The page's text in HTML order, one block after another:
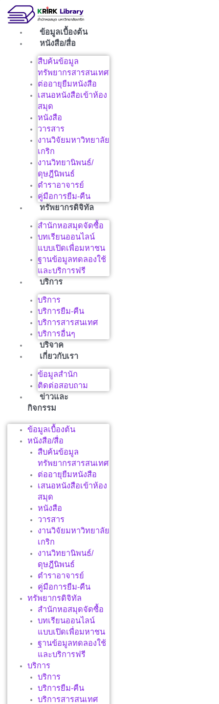
ข้อมูลเบื้องต้น
หนังสือ/สื่อ
สืบค้นข้อมูล
ทรัพยากรสารสนเทศ
ต่ออายุยืมหนังสือ
เสนอหนังสือเข้าห้อง
สมุด
หนังสือ
วารสาร
งานวิจัยมหาวิทยาลัย
เกริก
งานวิทยานิพนธ์/
ดุษฎีนิพนธ์
ตำราอาจารย์
คู่มือการยืม-คืน
ทรัพยากรดิจิทัล
สำนักหอสมุดจัดซื้อ
บทเรียนออนไลน์
แบบเปิดเพื่อมหาชน
ฐานข้อมูลทดลองใช้
และบริการฟรี
บริการ
บริการ
บริการยืม-คืน
บริการสารสนเทศ
บริการอื่นๆ
บริจาค
เกี่ยวกับเรา
ข้อมูลสำนัก
ติดต่อสอบถาม
ข่าวและ
กิจกรรม
ข้อมูลเบื้องต้น
หนังสือ/สื่อ
สืบค้นข้อมูล
ทรัพยากรสารสนเทศ
ต่ออายุยืมหนังสือ
เสนอหนังสือเข้าห้อง
สมุด
หนังสือ
วารสาร
งานวิจัยมหาวิทยาลัย
เกริก
งานวิทยานิพนธ์/
ดุษฎีนิพนธ์
ตำราอาจารย์
คู่มือการยืม-คืน
ทรัพยากรดิจิทัล
สำนักหอสมุดจัดซื้อ
บทเรียนออนไลน์
แบบเปิดเพื่อมหาชน
ฐานข้อมูลทดลองใช้
และบริการฟรี
บริการ
บริการ
บริการยืม-คืน
บริการสารสนเทศ